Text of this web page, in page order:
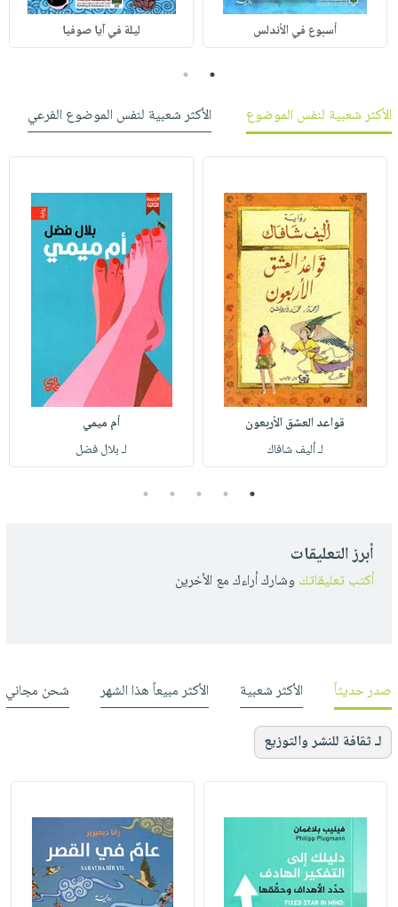
أسبوع في الأندلس ليلة في آيا صوفيا
1
2
الأكثر شعبية لنفس الموضوع
الأكثر شعبية لنفس الموضوع الفرعي
قواعد العشق الأربعون
لـ أليف شافاك
أم ميمي
لـ بلال فضل
1
2
3
4
5
أبرز التعليقات
أكتب تعليقاتك وشارك أراءك مع الأخرين
صدر حديثاً الأكثر شعبية الأكثر مبيعاً هذا الشهر شحن مجاني
لـ ثقافة للنشر والتوزيع